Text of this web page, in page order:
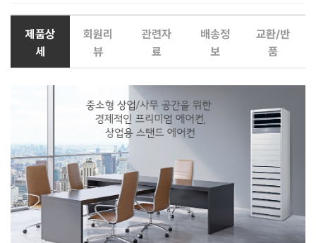
제품상
세
회원리
뷰
관련자
료
배송정
보
교환/반
품